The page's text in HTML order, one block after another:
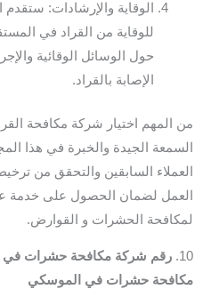
الوقاية والإرشادات:
للوقاية من القراد في
حول الوسائل الوقائية
الإصابة بالقراد.
من المهم اختيار شركة مكافحة
السمعة الجيدة والخبرة في هذا
العملاء السابقين والتحقق من
العمل لضمان الحصول على خدمة
لمكافحة الحشرات و القوارض.
10. رقم شركة مكافحة حشرات في
مكافحة حشرات في الموسكي